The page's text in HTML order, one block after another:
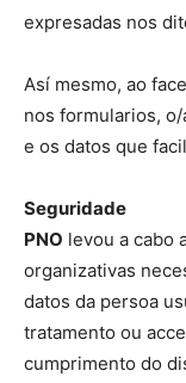
expresadas nos
Así mesmo, ao
nos formularios,
e os datos que
Seguridade
PNO levou a cabo
organizativas
datos da persoa
tratamento ou
cumprimento do